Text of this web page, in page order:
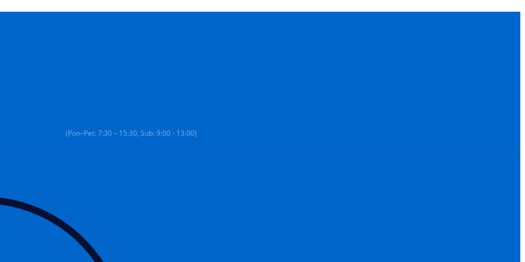
(Pon–Pet: 7:30 – 15:30, Sub: 9:00 - 13:00)